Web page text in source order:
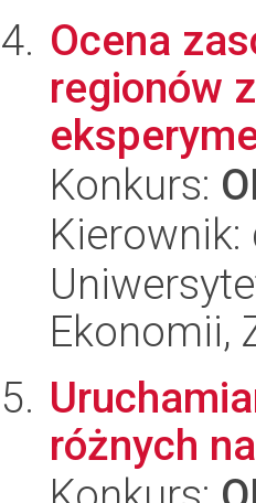
Ocena
regionów
Konkurs:
Kierownik:
Ekonomii,
różnych